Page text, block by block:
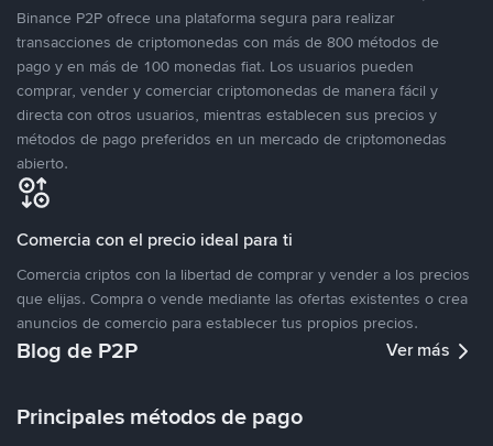
Binance P2P ofrece una plataforma segura para realizar
transacciones de criptomonedas con más de 800 métodos de
pago y en más de 100 monedas fiat. Los usuarios pueden
comprar, vender y comerciar criptomonedas de manera fácil y
directa con otros usuarios, mientras establecen sus precios y
métodos de pago preferidos en un mercado de criptomonedas
abierto.
Comercia con el precio ideal para ti
Comercia criptos con la libertad de comprar y vender a los precios
que elijas. Compra o vende mediante las ofertas existentes o crea
anuncios de comercio para establecer tus propios precios.
Blog de P2P Ver más
Principales métodos de pago